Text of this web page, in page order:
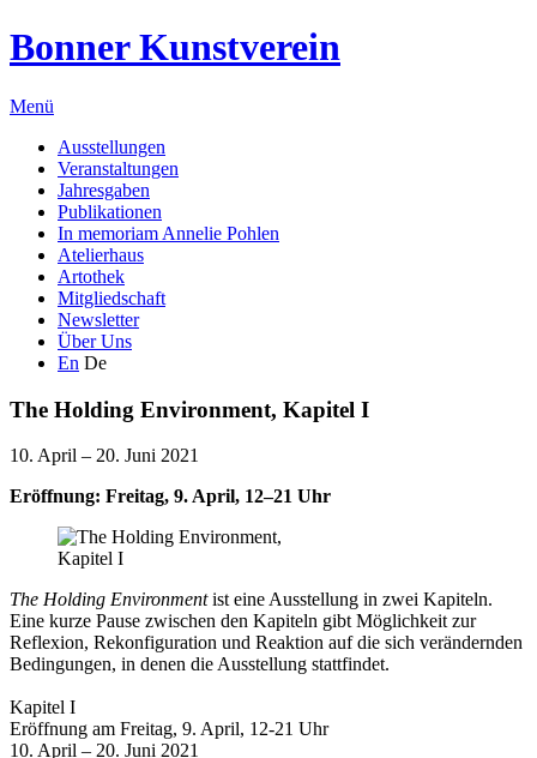
Bonner Kunstverein
Menü
Ausstellungen
Veranstaltungen
Jahresgaben
Publikationen
In memoriam Annelie Pohlen
Atelierhaus
Artothek
Mitgliedschaft
Newsletter
Über Uns
En De
The Holding Environment, Kapitel I
10. April – 20. Juni 2021
Eröffnung: Freitag, 9. April, 12–21 Uhr
The Holding Environmentist eine Ausstellung in zwei Kapiteln.
Eine kurze Pause zwischen den Kapiteln gibt Möglichkeit zur
Reflexion, Rekonfiguration und Reaktion auf die sich verändernden
Bedingungen, in denen die Ausstellung stattfindet.
Kapitel I
Eröffnung am Freitag, 9. April, 12-21 Uhr
10. April – 20. Juni 2021